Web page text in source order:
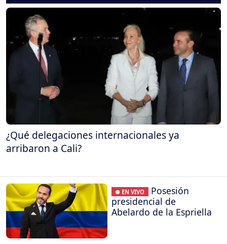
¿Qué delegaciones internacionales ya
arribaron a Cali?
● EN VIVO
Posesión
presidencial de
Abelardo de la Espriella